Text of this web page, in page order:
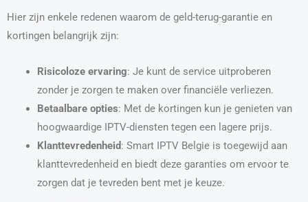
Hier zijn enkele redenen waarom de geld-terug-garantie en
kortingen belangrijk zijn:
Risicoloze ervaring: Je kunt de service uitproberen
zonder je zorgen te maken over financiële verliezen.
Betaalbare opties: Met de kortingen kun je genieten van
hoogwaardige IPTV-diensten tegen een lagere prijs.
Klanttevredenheid: Smart IPTV Belgie is toegewijd aan
klanttevredenheid en biedt deze garanties om ervoor te
zorgen dat je tevreden bent met je keuze.